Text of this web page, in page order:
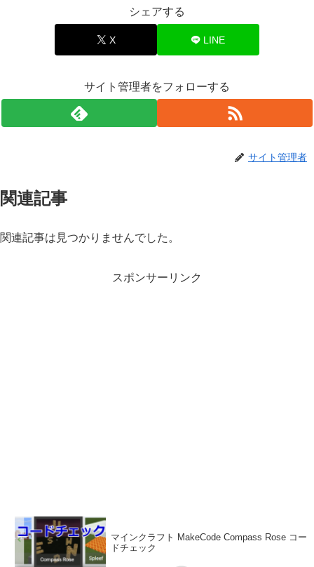
シェアする
X LINE
サイト管理者をフォローする
サイト管理者
関連記事
関連記事は見つかりませんでした。
スポンサーリンク
マインクラフト MakeCode Compass Rose コー
ドチェック